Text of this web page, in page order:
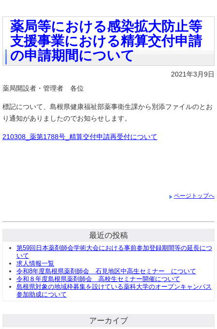
薬局等における感染拡大防止等
支援事業における精算交付申請
の申請期間について
2021年3月9日
薬局開設者・管理者 各位
標記について、島根県健康福祉部薬事衛生課から別添ファイルのとお
り通知がありましたのでお知らせします。
210308_薬第1788号_精算交付申請再受付について
ページトップへ
最近の投稿
第59回日本薬剤師会学術大会における事前参加登録期間等の延長につ
いて
求人情報一覧
令和8年度島根県薬剤師会 石見地区中高生セミナー について
令和８年度島根県薬剤師会 高校生セミナー開催について
島根県対象の地域枠募集を設けている薬科大学のオープンキャンパス
参加助成について
アーカイブ